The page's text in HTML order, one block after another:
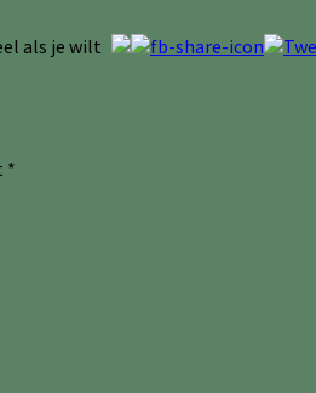
als je wilt
*